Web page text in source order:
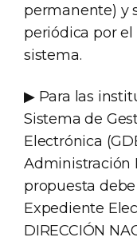
permanente) y
periódica por el
sistema.
▶ Para las
Sistema de
Electrónica
Administración
propuesta
Expediente
DIRECCIÓN